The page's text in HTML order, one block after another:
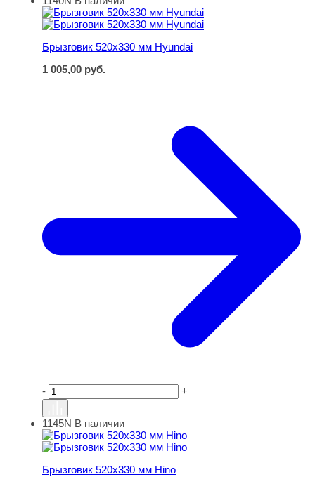
Брызговик 520х330 мм Hyundai
Брызговик 520х330 мм Hyundai
1 005,00 руб.
- +
Брызговик 520х330 мм Hino
1145N В наличии
Брызговик 520х330 мм Hino